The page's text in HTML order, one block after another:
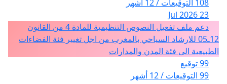
108 التوقيعات / 12 أشهر
23 Jul 2026
دعم ملف تفعيل النصوص التنظيمية للمادة 4 من القانون
12ـ05 للارشاد السياحي بالمغرب من اجل تغيير فئة الفضاءات
الطبيعية الى فئة المدن والمدارات
99 توقيع
99 التوقيعات / 12 أشهر